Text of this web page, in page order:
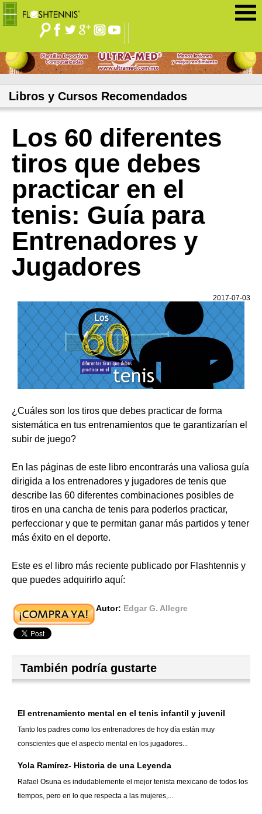
Libros y Cursos Recomendados
Los 60 diferentes
tiros que debes
practicar en el
tenis: Guía para
Entrenadores y
Jugadores
2017-07-03
¿Cuáles son los tiros que debes practicar de forma
sistemática en tus entrenamientos que te garantizarían el
subir de juego?
En las páginas de este libro encontrarás una valiosa guía
dirigida a los entrenadores y jugadores de tenis que
describe las 60 diferentes combinaciones posibles de
tiros en una cancha de tenis para poderlos practicar,
perfeccionar y que te permitan ganar más partidos y tener
más éxito en el deporte.
Este es el libro más reciente publicado por Flashtennis y
que puedes adquirirlo aquí:
Autor: Edgar G. Allegre
También podría gustarte
El entrenamiento mental en el tenis infantil y juvenil
Tanto los padres como los entrenadores de hoy día están muy
conscientes que el aspecto mental en los jugadores...
Yola Ramírez- Historia de una Leyenda
Rafael Osuna es indudablemente el mejor tenista mexicano de todos los
tiempos, pero en lo que respecta a las mujeres,...